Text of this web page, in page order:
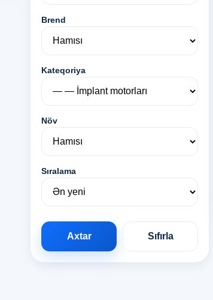
Brend
Kateqoriya
Növ
Sıralama
Axtar Sıfırla